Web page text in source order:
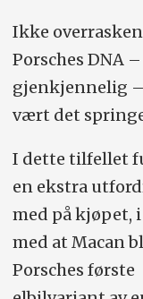
Ikke
Porsches DNA
gjenkjennelig –
vært det
I dette tilfellet
en ekstra
med på kjøpet,
med at Macan
Porsches første